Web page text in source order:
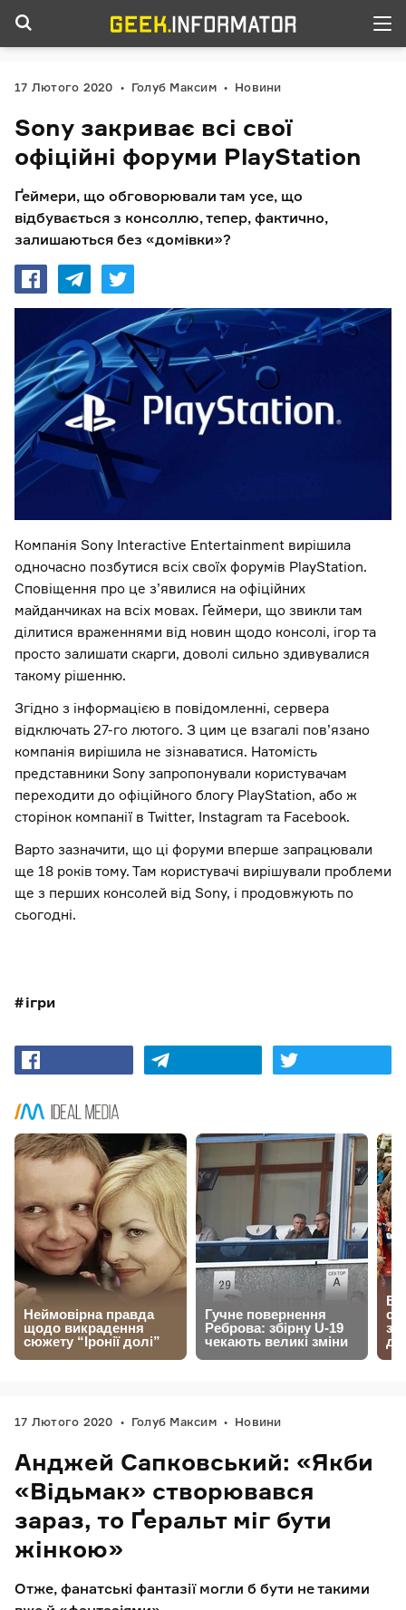
17 Лютого 2020 Голуб Максим Новини
Sony закриває всі свої
офіційні форуми PlayStation
Ґеймери, що обговорювали там усе, що
відбувається з консоллю, тепер, фактично,
залишаються без «домівки»?
Компанія Sony Interactive Entertainment вирішила
одночасно позбутися всіх своїх форумів PlayStation.
Сповіщення про це з’явилися на офіційних
майданчиках на всіх мовах. Ґеймери, що звикли там
ділитися враженнями від новин щодо консолі, ігор та
просто залишати скарги, доволі сильно здивувалися
такому рішенню.
Згідно з інформацією в повідомленні, сервера
відключать 27-го лютого. З цим це взагалі пов’язано
компанія вирішила не зізнаватися. Натомість
представники Sony запропонували користувачам
переходити до офіційного блогу PlayStation, або ж
сторінок компанії в Twitter, Instagram та Facebook.
Варто зазначити, що ці форуми вперше запрацювали
ще 18 років тому. Там користувачі вирішували проблеми
ще з перших консолей від Sony, і продовжують по
сьогодні.
ігри
17 Лютого 2020 Голуб Максим Новини
Анджей Сапковський: «Якби
«Відьмак» створювався
зараз, то Ґеральт міг бути
жінкою»
Отже, фанатські фантазії могли б бути не такими